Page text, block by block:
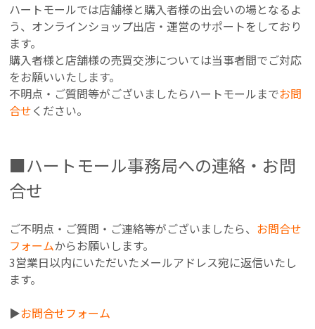
ハートモールでは店舗様と購入者様の出会いの場となるよ
う、オンラインショップ出店・運営のサポートをしており
ます。
購入者様と店舗様の売買交渉については当事者間でご対応
をお願いいたします。
不明点・ご質問等がございましたらハートモールまでお問
合せください。
■ハートモール事務局への連絡・お問
合せ
ご不明点・ご質問・ご連絡等がございましたら、 お問合せ
フォームからお願いします。
3営業日以内にいただいたメールアドレス宛に返信いたし
ます。
▶︎お問合せフォーム